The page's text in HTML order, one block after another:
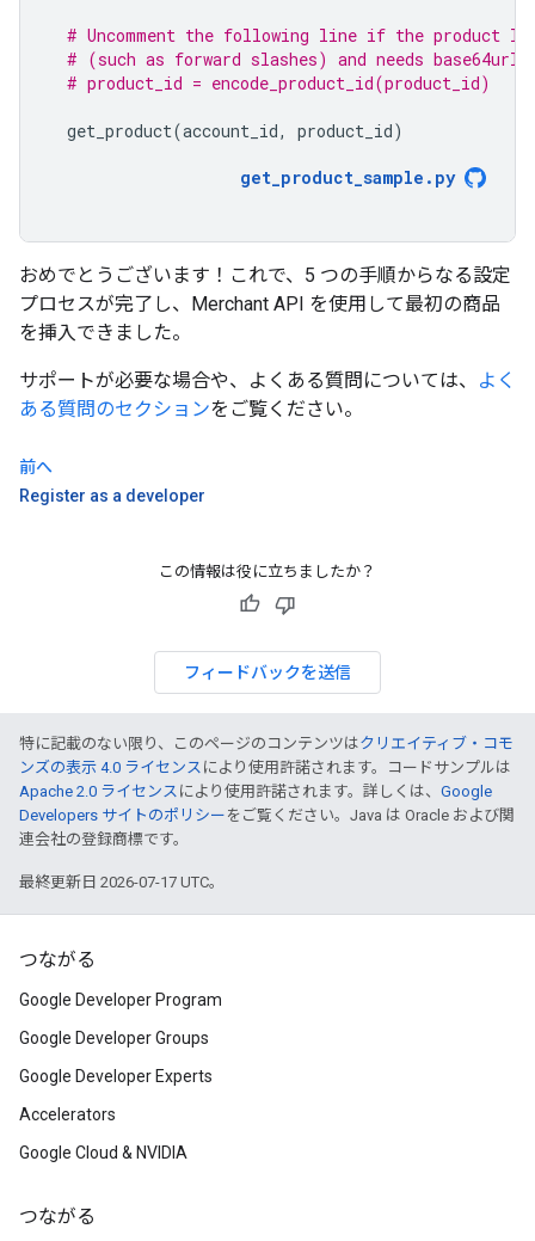
# Uncomment the following line if the product
# (such as forward slashes) and needs base64url
# product_id = encode_product_id(product_id)
get_product(account_id, product_id)
get_product_sample . py
おめでとうございます！これで、5 つの手順からなる設定
プロセスが完了し、Merchant API を使用して最初の商品
を挿入できました。
サポートが必要な場合や、よくある質問については、
よく
ある質問のセクションをご覧ください。
前へ
Register as a developer
この情報は役に立ちましたか？
フィードバックを送信
特に記載のない限り、このページのコンテンツはクリエイティブ・コモ
ンズの表示 4.0 ライセンス により使用許諾されます。コードサンプルは
Apache 2.0 ライセンス により使用許諾されます。詳しくは、 Google
Developers サイトのポリシー をご覧ください。Java は Oracle および関
連会社の登録商標です。
最終更新日 2026-07-17 UTC。
つながる
Google Developer Program
Google Developer Groups
Google Developer Experts
Accelerators
Google Cloud & NVIDIA
つながる